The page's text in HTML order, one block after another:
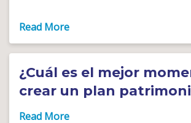
¿Cuál es el mejor
crear un plan